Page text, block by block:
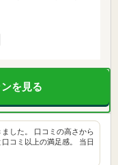
を見る
した。 口コミの高さから
コミ以上の満足感。 当日